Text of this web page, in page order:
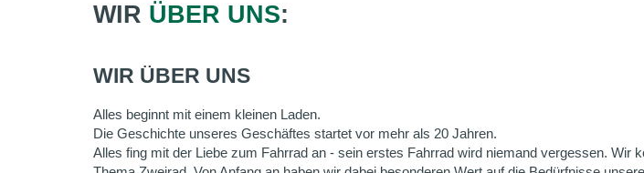
WIR ÜBER UNS:
WIR ÜBER UNS
Alles beginnt mit einem kleinen Laden.
Die Geschichte unseres Geschäftes startet vor mehr als 20 Jahren.
Alles fing mit der Liebe zum Fahrrad an - sein erstes Fahrrad wird niemand vergessen.